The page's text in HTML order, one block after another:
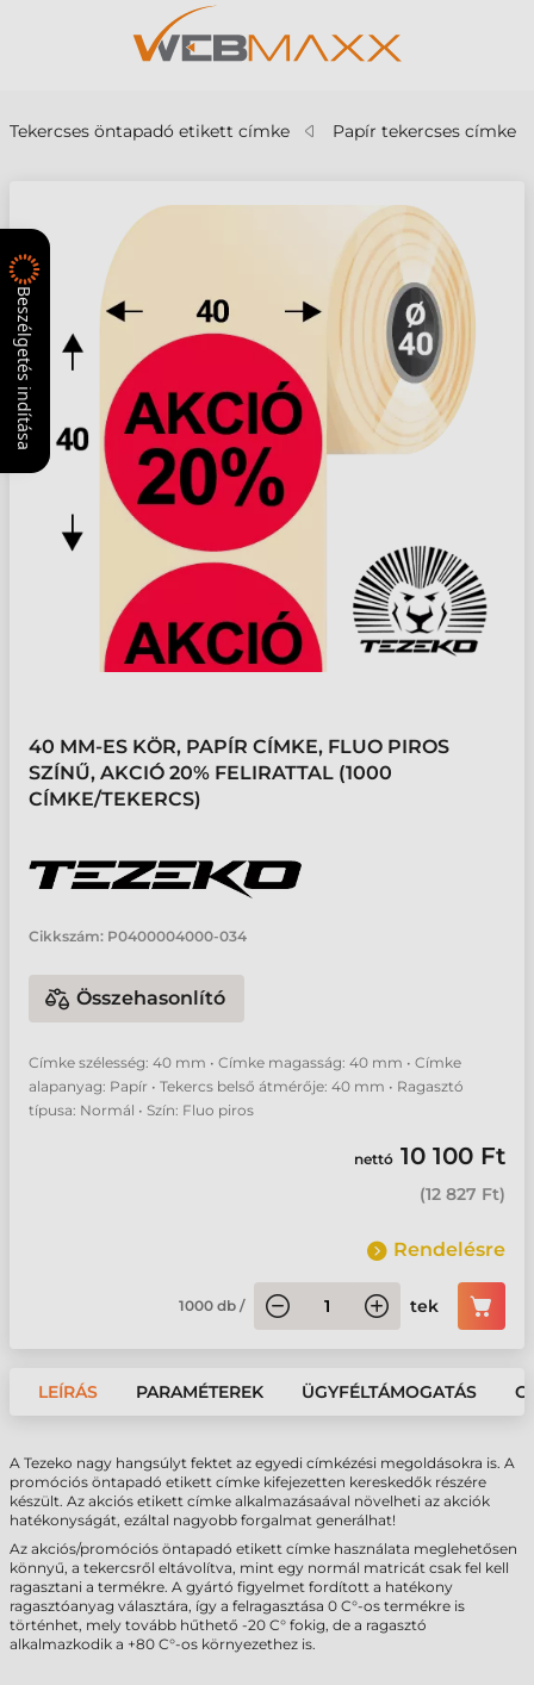
Tekercses öntapadó etikett címke Papír tekercses címke
40 MM-ES KÖR, PAPÍR CÍMKE, FLUO PIROS
SZÍNŰ, AKCIÓ 20% FELIRATTAL (1000
CÍMKE/TEKERCS)
Cikkszám: P0400004000-034
Összehasonlító
Címke szélesség: 40 mm • Címke magasság: 40 mm • Címke
alapanyag: Papír • Tekercs belső átmérője: 40 mm • Ragasztó
típusa: Normál • Szín: Fluo piros
nettó 10 100 Ft
(12 827 Ft)
Rendelésre
1000 db / tek
LEÍRÁS PARAMÉTEREK ÜGYFÉLTÁMOGATÁS
A Tezeko nagy hangsúlyt fektet az egyedi címkézési megoldásokra is. A
promóciós öntapadó etikett címke kifejezetten kereskedők részére
készült. Az akciós etikett címke alkalmazásaával növelheti az akciók
hatékonyságát, ezáltal nagyobb forgalmat generálhat!
Az akciós/promóciós öntapadó etikett címke használata meglehetősen
könnyű, a tekercsről eltávolítva, mint egy normál matricát csak fel kell
ragasztani a termékre. A gyártó figyelmet fordított a hatékony
ragasztóanyag választára, így a felragasztása 0 C°-os termékre is
történhet, mely tovább hűthető -20 C° fokig, de a ragasztó
alkalmazkodik a +80 C°-os környezethez is.
Beszélgetés indítása